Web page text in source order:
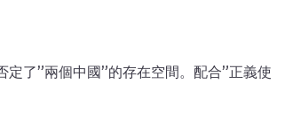
了”兩個中國”的存在空間。配合”正義使